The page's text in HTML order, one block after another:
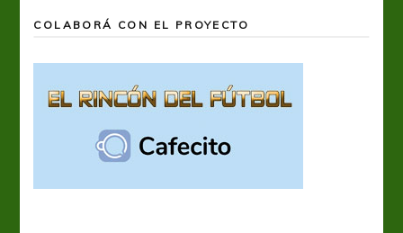
COLABORÁ CON EL PROYECTO